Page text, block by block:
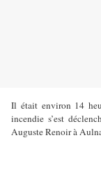
Il était environ 14
incendie s’est
Auguste Renoir à